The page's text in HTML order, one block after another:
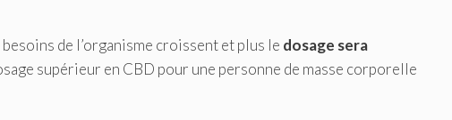
de l’organisme croissent et plus le dosage sera
supérieur en CBD pour une personne de masse corporelle